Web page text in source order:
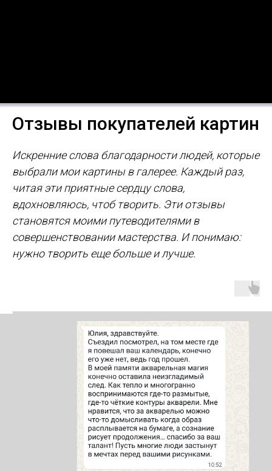
Отзывы покупателей картин
Искренние слова благодарности людей, которые
выбрали мои картины в галерее. Каждый раз,
читая эти приятные сердцу слова,
вдохновляюсь, чтоб творить. Эти отзывы
становятся моими путеводителями в
совершенствовании мастерства. И понимаю:
нужно творить еще больше и лучше.